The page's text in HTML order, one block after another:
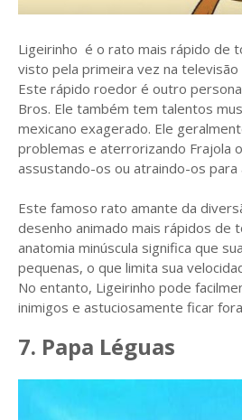
Ligeirinho é o rato mais rápido de
visto pela primeira vez na televisão
Este rápido roedor é outro
Bros. Ele também tem talentos
mexicano exagerado. Ele
problemas e aterrorizando Frajola
assustando-os ou atraindo-os para
Este famoso rato amante da
desenho animado mais rápidos de
anatomia minúscula significa que
pequenas, o que limita sua
No entanto, Ligeirinho pode
inimigos e astuciosamente ficar
7. Papa Léguas